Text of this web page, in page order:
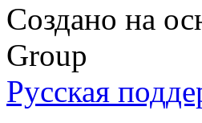
Создано на
Group
Русская